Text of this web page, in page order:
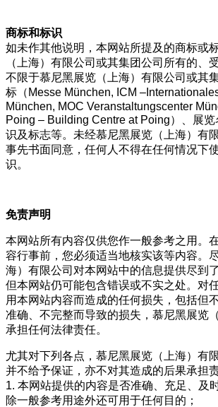
商标和标识
如未作其他说明，本网站所提及的商标或
（上海）有限公司或其集团公司所有的、
不限于慕尼黑展览（上海）有限公司或其
标（Messe München, ICM
München, MOC Veranstaltungscenter
Poing – Building Centre at Poing）、展
识及标志等。未经慕尼黑展览（上海）有
事先书面同意，任何人不得在任何情况下
识。
免责声明
本网站所有内容仅供您作一般参考之用。
容行事前，您必须适当地核实该等内容。
海）有限公司对本网站中的信息提供尽到
但本网站仍可能包含错误或不实之处。对
用本网站内容而造成的任何损失，包括但
准确、不完整而导致的损失，慕尼黑展览
承担任何法律责任。
尤其对下列各点，慕尼黑展览（上海）有
并不给予保证，亦不对其造成的后果承担责
1. 本网站提供的内容是否准确、充足、及
除一般参考用途外还可用于任何目的；